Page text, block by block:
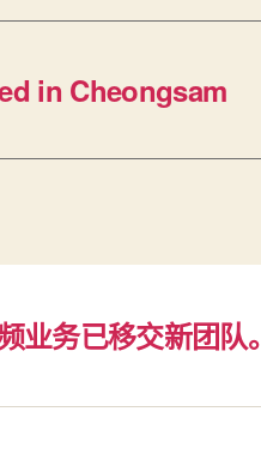
in Cheongsam
业务已移交新团队。